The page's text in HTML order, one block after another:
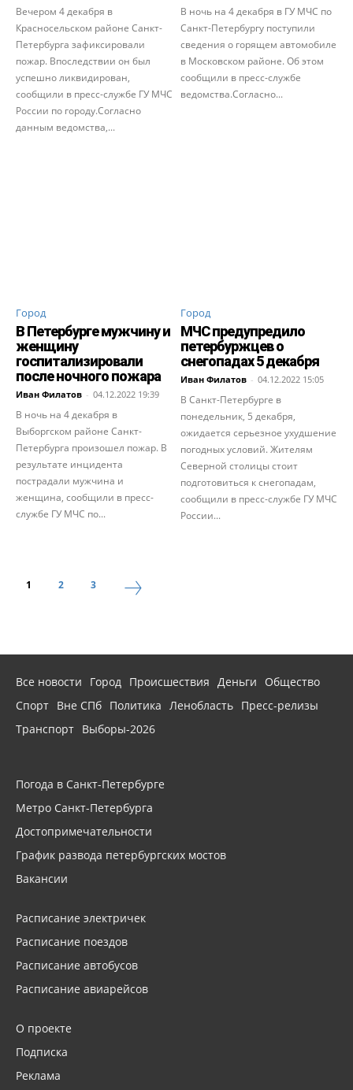
Вечером 4 декабря в
Красносельском районе Санкт-
Петербурга зафиксировали
пожар. Впоследствии он был
успешно ликвидирован,
сообщили в пресс-службе ГУ МЧС
России по городу.Согласно
данным ведомства,...
В ночь на 4 декабря в ГУ МЧС по
Санкт-Петербургу поступили
сведения о горящем автомобиле
в Московском районе. Об этом
сообщили в пресс-службе
ведомства.Согласно...
Город
В Петербурге мужчину и
женщину
госпитализировали
после ночного пожара
Иван Филатов - 04.12.2022 19:39
В ночь на 4 декабря в
Выборгском районе Санкт-
Петербурга произошел пожар. В
результате инцидента
пострадали мужчина и
женщина, сообщили в пресс-
службе ГУ МЧС по...
Город
МЧС предупредило
петербуржцев о
снегопадах 5 декабря
Иван Филатов - 04.12.2022 15:05
В Санкт-Петербурге в
понедельник, 5 декабря,
ожидается серьезное ухудшение
погодных условий. Жителям
Северной столицы стоит
подготовиться к снегопадам,
сообщили в пресс-службе ГУ МЧС
России...
1 2 3
Все новости Город Происшествия Деньги
Общество
Спорт Вне СПб Политика Ленобласть Пресс-релизы
Транспорт Выборы-2026
Погода в Санкт-Петербурге
Метро Санкт-Петербурга
Достопримечательности
График развода петербургских мостов
Вакансии
Расписание электричек
Расписание поездов
Расписание автобусов
Расписание авиарейсов
О проекте
Подписка
Реклама